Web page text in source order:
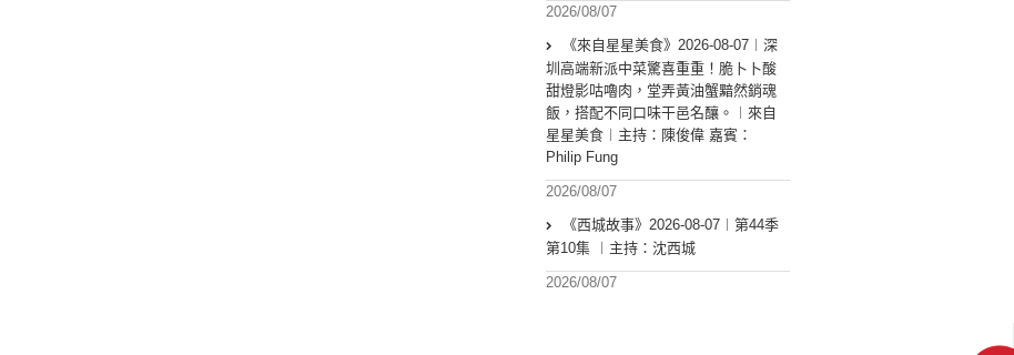
2026/08/07
《來自星星美食》2026-08-07︱深
圳高端新派中菜驚喜重重！脆卜卜酸
甜燈影咕嚕肉，堂弄黃油蟹黯然銷魂
飯，搭配不同口味干邑名釀。︱來自
星星美食︱主持：陳俊偉 嘉賓：
Philip Fung
2026/08/07
《西城故事》2026-08-07︱第44季
第10集 ︱主持：沈西城
2026/08/07